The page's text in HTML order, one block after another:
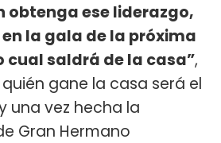
obtenga ese liderazgo,
la gala de la próxima
cual saldrá de la casa”,
quién gane la casa será el
una vez hecha la
Gran Hermano